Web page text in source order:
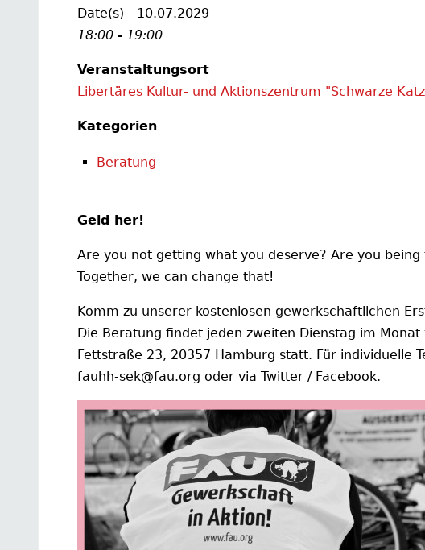
Date(s) - 10.07.2029
18:00 - 19:00
Veranstaltungsort
Libertäres Kultur- und Aktionszentrum "Schwarze
Kategorien
Beratung
Geld her!
Are you not getting what you deserve? Are you
Together, we can change that!
Komm zu unserer kostenlosen gewerkschaftlichen
Die Beratung findet jeden zweiten Dienstag im
Fettstraße 23, 20357 Hamburg statt. Für individuelle
fauhh-sek@fau.org oder via Twitter / Facebook.